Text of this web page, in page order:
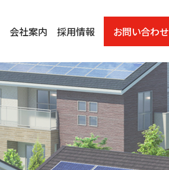
会社案内 採用情報 お問い合わせ